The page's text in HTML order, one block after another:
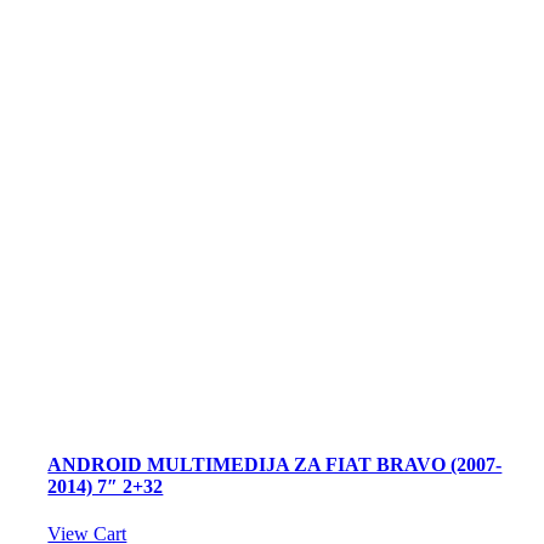
ANDROID MULTIMEDIJA ZA FIAT BRAVO (2007-
2014) 7″ 2+32
View Cart